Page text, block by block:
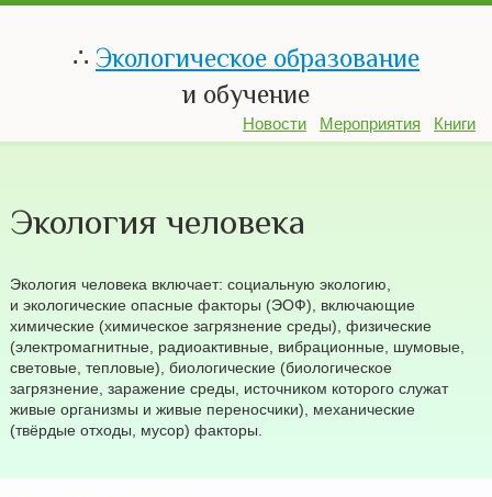
∴ Экологическое образование
и обучение
Новости Мероприятия Книги
Экология человека
Экология человека включает: социальную экологию,
и экологические опасные факторы (ЭОФ), включающие
химические (химическое загрязнение среды), физические
(электромагнитные, радиоактивные, вибрационные, шумовые,
световые, тепловые), биологические (биологическое
загрязнение, заражение среды, источником которого служат
живые организмы и живые переносчики), механические
(твёрдые отходы, мусор) факторы.